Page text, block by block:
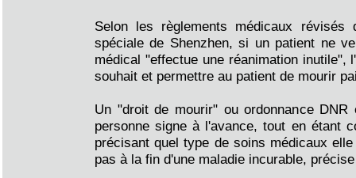
Selon les règlements médicaux révisés
spéciale de Shenzhen, si un patient ne
médical "effectue une réanimation inutile",
souhait et permettre au patient de mourir
Un "droit de mourir" ou ordonnance DNR
personne signe à l'avance, tout en étant
précisant quel type de soins médicaux
pas à la fin d'une maladie incurable,